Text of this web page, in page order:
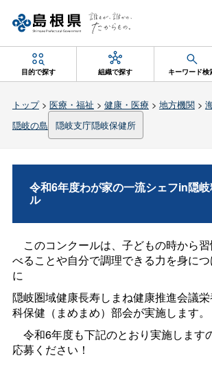
目的で探す 組織で探す キーワード検
トップ> 医療・福祉 > 健康・医療 > 地方機関>
隠岐の島
隠岐支庁隠岐保健所
令和6年度わが家の一流シェフin隠
ル
このコンクールは、子どもの時から
べることや自分で調理できる力を身に
に
隠岐圏域健康長寿しまね健康推進会議
科保健（まめまめ）部会が実施します。
令和6年度も下記のとおり実施します
応募ください！